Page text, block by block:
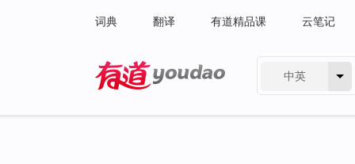
词典 翻译 有道精品课 云笔记
中英